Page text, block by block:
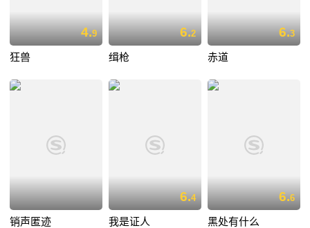
4.9
狂兽
6.2
缉枪
6.3
赤道
销声匿迹
6.4
我是证人
6.6
黑处有什么